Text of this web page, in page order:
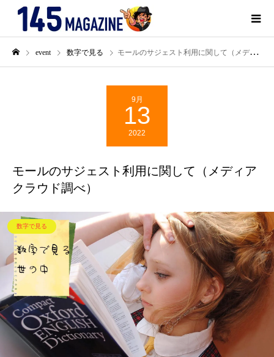
event 数字で見る モールのサジェスト利用に関して（メディアクラウド調べ）
9月
13
2022
モールのサジェスト利用に関して（メディア
クラウド調べ）
数字で見る